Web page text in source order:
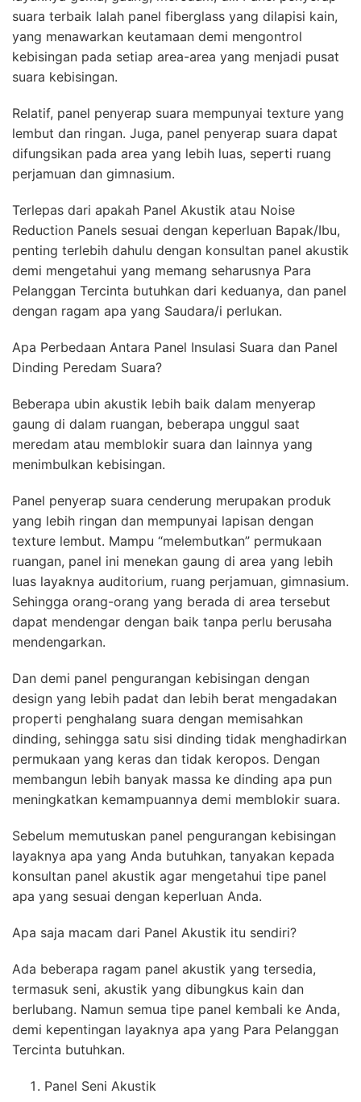
suara terbaik Ialah panel fiberglass yang dilapisi kain,
yang menawarkan keutamaan demi mengontrol
kebisingan pada setiap area-area yang menjadi pusat
suara kebisingan.
Relatif, panel penyerap suara mempunyai texture yang
lembut dan ringan. Juga, panel penyerap suara dapat
difungsikan pada area yang lebih luas, seperti ruang
perjamuan dan gimnasium.
Terlepas dari apakah Panel Akustik atau Noise
Reduction Panels sesuai dengan keperluan Bapak/Ibu,
penting terlebih dahulu dengan konsultan panel akustik
demi mengetahui yang memang seharusnya Para
Pelanggan Tercinta butuhkan dari keduanya, dan panel
dengan ragam apa yang Saudara/i perlukan.
Apa Perbedaan Antara Panel Insulasi Suara dan Panel
Dinding Peredam Suara?
Beberapa ubin akustik lebih baik dalam menyerap
gaung di dalam ruangan, beberapa unggul saat
meredam atau memblokir suara dan lainnya yang
menimbulkan kebisingan.
Panel penyerap suara cenderung merupakan produk
yang lebih ringan dan mempunyai lapisan dengan
texture lembut. Mampu “melembutkan” permukaan
ruangan, panel ini menekan gaung di area yang lebih
luas layaknya auditorium, ruang perjamuan, gimnasium.
Sehingga orang-orang yang berada di area tersebut
dapat mendengar dengan baik tanpa perlu berusaha
mendengarkan.
Dan demi panel pengurangan kebisingan dengan
design yang lebih padat dan lebih berat mengadakan
properti penghalang suara dengan memisahkan
dinding, sehingga satu sisi dinding tidak menghadirkan
permukaan yang keras dan tidak keropos. Dengan
membangun lebih banyak massa ke dinding apa pun
meningkatkan kemampuannya demi memblokir suara.
Sebelum memutuskan panel pengurangan kebisingan
layaknya apa yang Anda butuhkan, tanyakan kepada
konsultan panel akustik agar mengetahui tipe panel
apa yang sesuai dengan keperluan Anda.
Apa saja macam dari Panel Akustik itu sendiri?
Ada beberapa ragam panel akustik yang tersedia,
termasuk seni, akustik yang dibungkus kain dan
berlubang. Namun semua tipe panel kembali ke Anda,
demi kepentingan layaknya apa yang Para Pelanggan
Tercinta butuhkan.
Panel Seni Akustik